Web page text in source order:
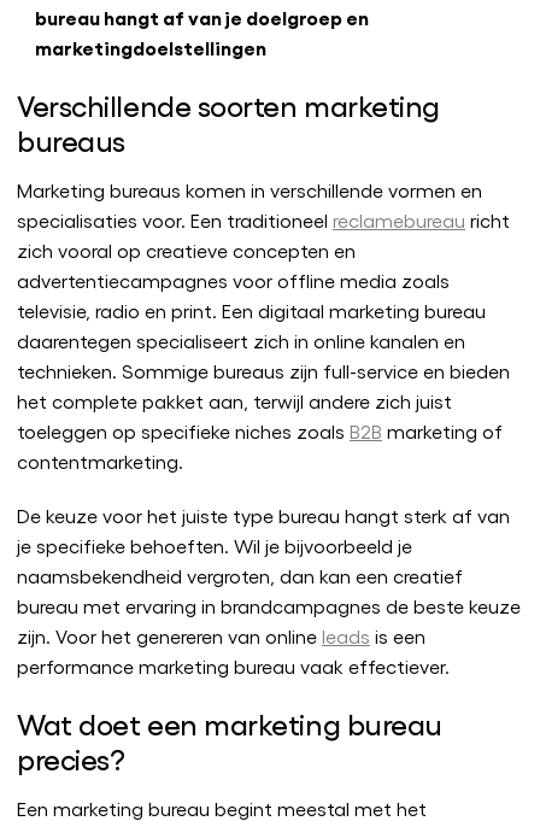
bureau hangt af van je doelgroep en
marketingdoelstellingen
Verschillende soorten marketing
bureaus
Marketing bureaus komen in verschillende vormen en
specialisaties voor. Een traditioneel reclamebureau richt
zich vooral op creatieve concepten en
advertentiecampagnes voor offline media zoals
televisie, radio en print. Een digitaal marketing bureau
daarentegen specialiseert zich in online kanalen en
technieken. Sommige bureaus zijn full-service en bieden
het complete pakket aan, terwijl andere zich juist
toeleggen op specifieke niches zoals B2B marketing of
contentmarketing.
De keuze voor het juiste type bureau hangt sterk af van
je specifieke behoeften. Wil je bijvoorbeeld je
naamsbekendheid vergroten, dan kan een creatief
bureau met ervaring in brandcampagnes de beste keuze
zijn. Voor het genereren van online leads is een
performance marketing bureau vaak effectiever.
Wat doet een marketing bureau
precies?
Een marketing bureau begint meestal met het